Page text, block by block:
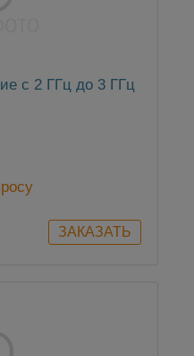
с 2 ГГц до 3 ГГц